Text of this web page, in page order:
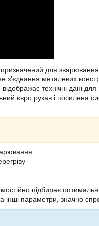
для
з'єднання металевих
технічні дані
євро рукав і посилена
підбирає
інші параметри, значно